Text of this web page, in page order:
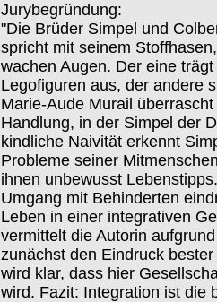
Jurybegründung:
"Die Brüder Simpel und
spricht mit seinem
wachen Augen. Der eine
Legofiguren aus, der andere
Marie-Aude Murail
Handlung, in der Simpel der
kindliche Naivität erkennt
Probleme seiner
ihnen unbewusst
Umgang mit Behinderten
Leben in einer integrativen
vermittelt die Autorin
zunächst den Eindruck
wird klar, dass hier
wird. Fazit: Integration ist die